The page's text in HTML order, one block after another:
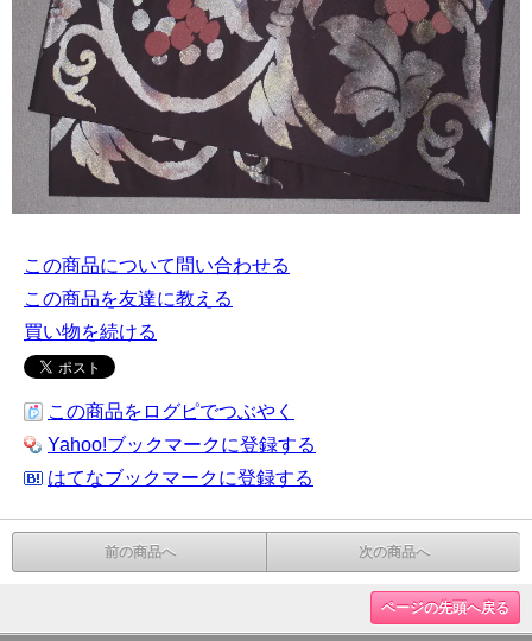
この商品について問い合わせる
この商品を友達に教える
買い物を続ける
この商品をログピでつぶやく
Yahoo!ブックマークに登録する
はてなブックマークに登録する
前の商品へ 次の商品へ
ページの先頭へ戻る